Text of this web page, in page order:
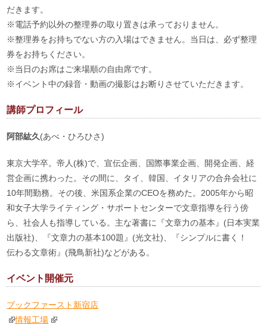
だきます。
※電話予約以外の整理券の取り置きは承っておりません。
※整理券をお持ちでない方の入場はできません。当日は、必ず整理
券をお持ちください。
※当日のお席はご来場順の自由席です。
※イベント中の録音・動画の撮影はお断りさせていただきます。
講師プロフィール
阿部紘久(あべ・ひろひさ)
東京大学卒。帝人(株)で、宣伝企画、国際事業企画、開発企画、経
営企画に携わった。その間に、タイ、韓国、イタリアの合弁会社に
10年間勤務。その後、米国系企業のCEOを務めた。2005年から昭
和女子大学ライティング・サポートセンターで文章指導を行う傍
ら、社会人も指導している。主な著書に『文章力の基本』(日本実業
出版社)、『文章力の基本100題』(光文社)、『シンプルに書く！
伝わる文章術』(飛鳥新社)などがある。
イベント開催元
ブックファースト新宿店
情報工場